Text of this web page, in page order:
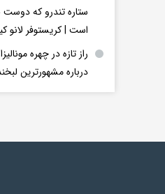
ستاره تندرو که
است | کریستوفر لانو
راز تازه در چهره
درباره مشهورترین